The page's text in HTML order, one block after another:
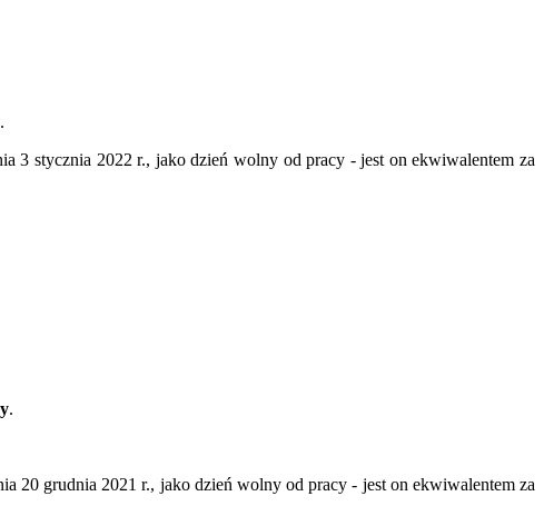
.
3 stycznia 2022 r., jako dzień wolny od pracy - jest on ekwiwalentem za
.
20 grudnia 2021 r., jako dzień wolny od pracy - jest on ekwiwalentem za